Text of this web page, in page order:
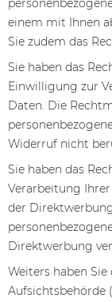
einem mit Ihnen
Sie zudem das
Sie haben das
Einwilligung zur
Daten. Die
Widerruf nicht
Sie haben das
Verarbeitung
der
Direktwerbung
Weiters haben
Aufsichtsbehörde